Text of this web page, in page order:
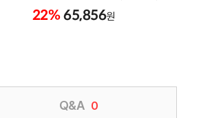
22% 65,856원
Q&A 0